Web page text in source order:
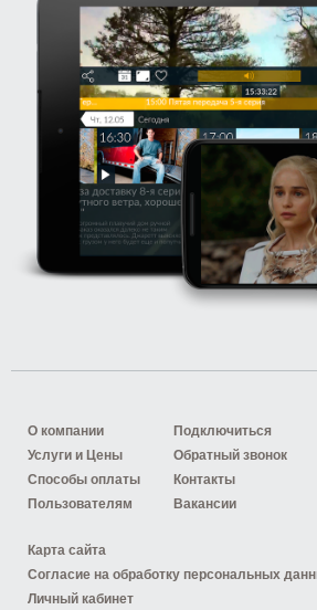
О компании
Услуги и Цены
Способы оплаты
Пользователям
Подключиться
Обратный звонок
Контакты
Вакансии
Карта сайта
Согласие на обработку персональных
Личный кабинет